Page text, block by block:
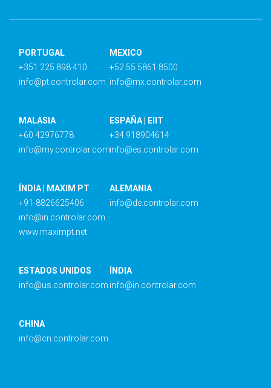
PORTUGAL
+351 225 898 410
info@pt.controlar.com
MEXICO
+52 55 5861 8500
info@mx.controlar.com
MALASIA
+60 42976778
info@my.controlar.com
ESPAÑA | EIIT
+34 918904614
info@es.controlar.com
ÍNDIA | MAXIM PT
+91-8826625406
info@in.controlar.com
www.maximpt.net
ALEMANIA
info@de.controlar.com
ESTADOS UNIDOS
info@us.controlar.com
ÍNDIA
info@in.controlar.com
CHINA
info@cn.controlar.com